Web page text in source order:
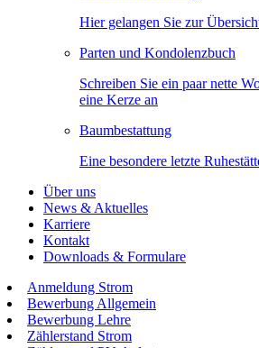
Hier gelangen Sie zur
Parten und Kondolenzbuch
Schreiben Sie ein paar nette
eine Kerze an
Baumbestattung
Eine besondere letzte
Über uns
News & Aktuelles
Karriere
Kontakt
Downloads & Formulare
Anmeldung Strom
Bewerbung Allgemein
Bewerbung Lehre
Zählerstand Strom